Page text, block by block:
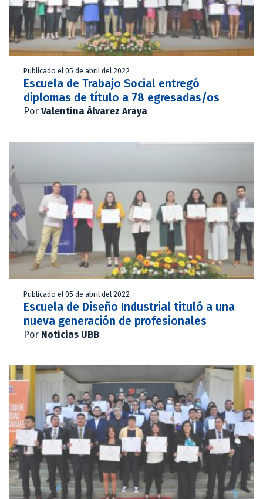
Publicado el 05 de abril del 2022
Escuela de Trabajo Social entregó
diplomas de título a 78 egresadas/os
Por Valentina Álvarez Araya
Publicado el 05 de abril del 2022
Escuela de Diseño Industrial tituló a una
nueva generación de profesionales
Por Noticias UBB